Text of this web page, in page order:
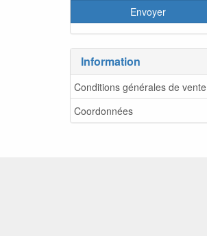
Information
Conditions générales de vente
Coordonnées